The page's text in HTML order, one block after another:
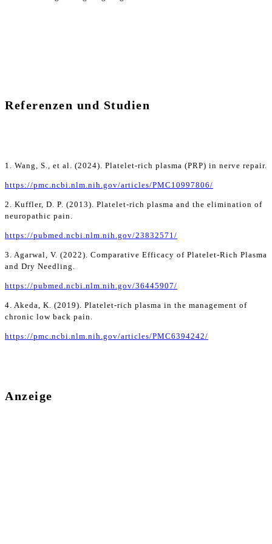
Referenzen und Studien
1. Wang, S., et al. (2024). Platelet-rich plasma (PRP) in nerve repair.
https://pmc.ncbi.nlm.nih.gov/articles/PMC10997806/
2. Kuffler, D. P. (2013). Platelet-rich plasma and the elimination of
neuropathic pain.
https://pubmed.ncbi.nlm.nih.gov/23832571/
3. Agarwal, V. (2022). Comparative Efficacy of Platelet-Rich Plasma
and Dry Needling.
https://pubmed.ncbi.nlm.nih.gov/36445907/
4. Akeda, K. (2019). Platelet-rich plasma in the management of
chronic low back pain.
https://pmc.ncbi.nlm.nih.gov/articles/PMC6394242/
Anzeige